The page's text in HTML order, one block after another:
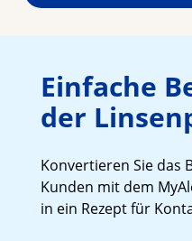
Einfache
der
Konvertieren Sie das
Kunden mit dem
in ein Rezept für